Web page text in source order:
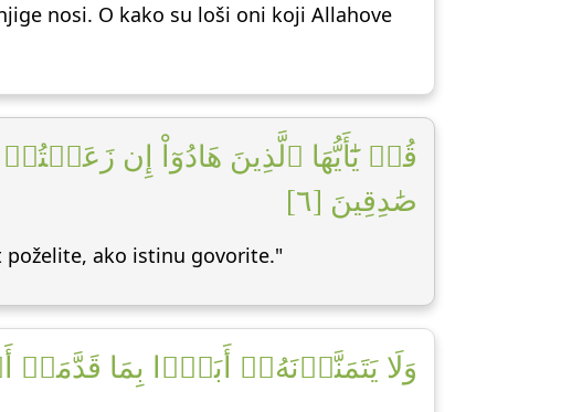
nosi. O kako su loši oni koji Allahove
قُلۡ يَٰٓأَيُّهَا ٱلَّذِينَ هَادُوٓاْ إِن
صَٰدِقِينَ [٦]
ako istinu govorite."
وَلَا يَتَمَنَّوۡنَهُۥٓ أَبَدَۢا بِمَا قَدَّمَتۡ